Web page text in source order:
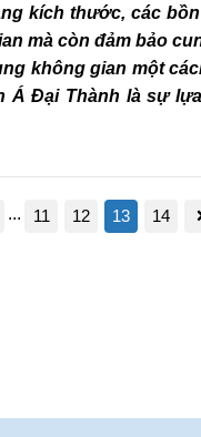
kích thước, các
mà còn đảm bảo
không gian một
Á Đại Thành là sự
... 11 12 13 14